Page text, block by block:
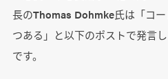
長のThomas Dohmke氏は「コ
つある」と以下のポストで発言
です。